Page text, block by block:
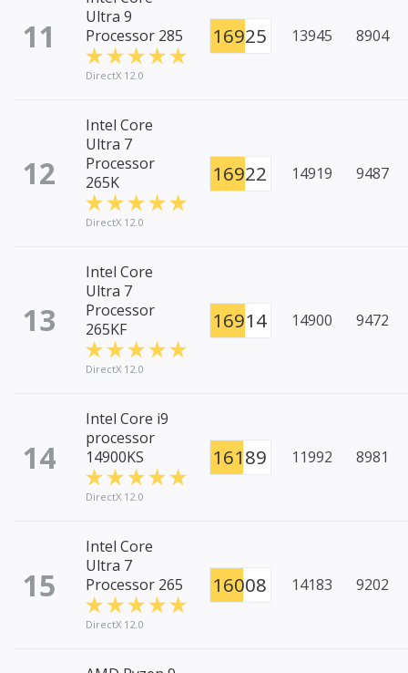
11
Ultra 9
Processor 285
DirectX 12.0
16925 13945 8904
12
Intel Core
Ultra 7
Processor
265K
DirectX 12.0
16922 14919 9487
13
Intel Core
Ultra 7
Processor
265KF
DirectX 12.0
16914 14900 9472
14
Intel Core i9
processor
14900KS
DirectX 12.0
16189 11992 8981
15
Intel Core
Ultra 7
Processor 265
DirectX 12.0
16008 14183 9202